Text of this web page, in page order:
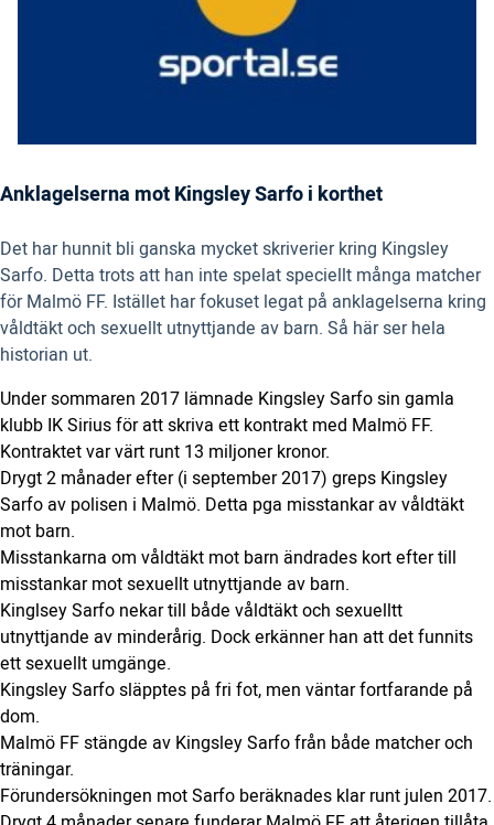
Anklagelserna mot Kingsley Sarfo i korthet
Det har hunnit bli ganska mycket skriverier kring Kingsley
Sarfo. Detta trots att han inte spelat speciellt många matcher
för Malmö FF. Istället har fokuset legat på anklagelserna kring
våldtäkt och sexuellt utnyttjande av barn. Så här ser hela
historian ut.
Under sommaren 2017 lämnade Kingsley Sarfo sin gamla
klubb IK Sirius för att skriva ett kontrakt med Malmö FF.
Kontraktet var värt runt 13 miljoner kronor.
Drygt 2 månader efter (i september 2017) greps Kingsley
Sarfo av polisen i Malmö. Detta pga misstankar av våldtäkt
mot barn.
Misstankarna om våldtäkt mot barn ändrades kort efter till
misstankar mot sexuellt utnyttjande av barn.
Kinglsey Sarfo nekar till både våldtäkt och sexuelltt
utnyttjande av minderårig. Dock erkänner han att det funnits
ett sexuellt umgänge.
Kingsley Sarfo släpptes på fri fot, men väntar fortfarande på
dom.
Malmö FF stängde av Kingsley Sarfo från både matcher och
träningar.
Förundersökningen mot Sarfo beräknades klar runt julen 2017.